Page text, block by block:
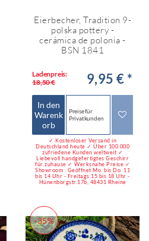
Eierbecher, Tradition 9-
polska pottery -
cerámica de polonia -
BSN 1841
Ladenpreis:
18,50 €
9,95 € *
In den
Warenk
orb
Preise für
Privatkunden
✓ Kostenloser Versand in
Deutschland heute ✓ Über 100.000
zufriedene Kunden weltweit ✓
Liebevoll handgefertigtes Geschirr
für zuhause ✓ Werksnahe Preise ✓
Showroom : Geöffnet Mo. bis Do. 11
bis 14 Uhr - Freitags 15 bis 18 Uhr -
Hünenborgstr.17b, 48431 Rheine
-35%